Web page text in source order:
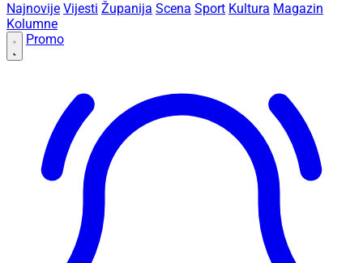
Najnovije Vijesti Županija Scena Sport Kultura Magazin
Kolumne
Promo